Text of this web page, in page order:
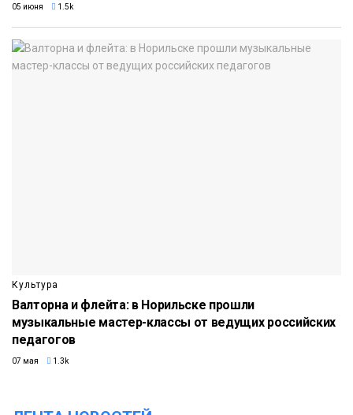
05 июня 1.5k
Культура
Валторна и флейта: в Норильске прошли
музыкальные мастер-классы от ведущих российских
педагогов
07 мая 1.3k